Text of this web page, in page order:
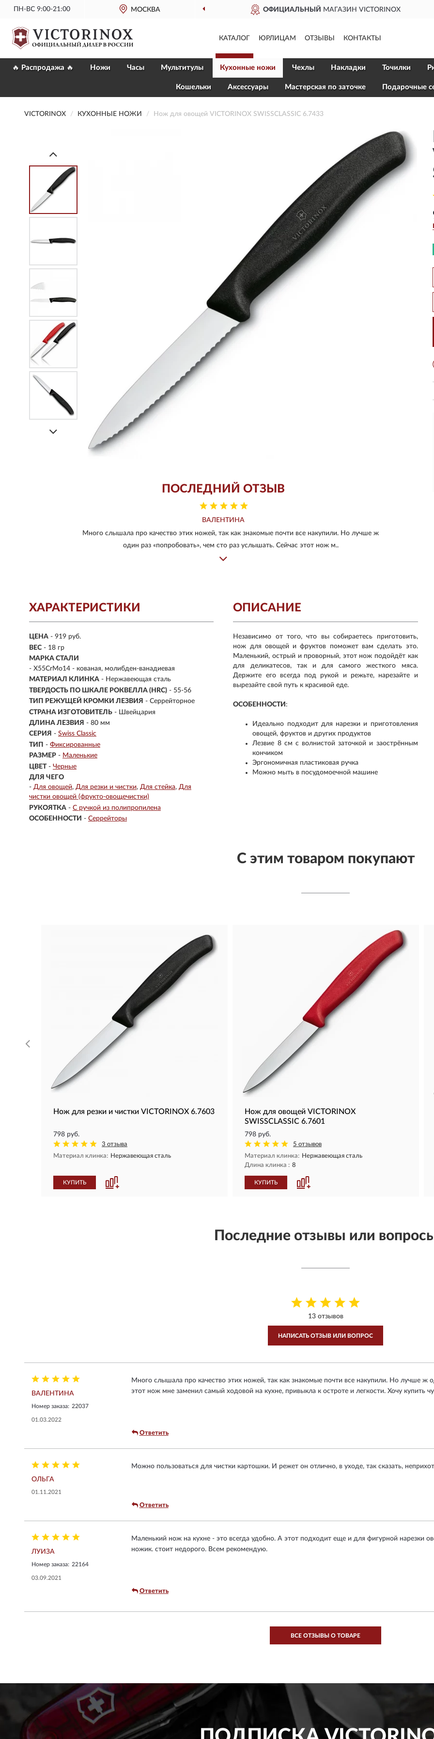
ПН-ВС 9:00-21:00 МОСКВА
ОФИЦИАЛЬНЫЙ МАГАЗИН VICTORINOX ДОСТАВИМ
КАТАЛОГ ЮРЛИЦАМ ОТЗЫВЫ КОНТАКТЫ
🔥 Распродажа 🔥 Ножи Часы Мультитулы Кухонные ножи Чехлы Накладки Точилки
Кошельки Aксессуары Мастерская по заточке Подарочные
VICTORINOX КУХОННЫЕ НОЖИ Нож для овощей VICTORINOX SWISSCLASSIC 6.7433
ПОСЛЕДНИЙ ОТЗЫВ
ВАЛЕНТИНА
Много слышала про качество этих ножей, так как знакомые почти все накупили. Но лучше ж
один раз «попробовать», чем сто раз услышать. Сейчас этот нож м..
ХАРАКТЕРИСТИКИ
ЦЕНА - 919 руб.
ВЕС - 18 гр
МАРКА СТАЛИ
- X55CrMo14 - кованая, молибден-ванадиевая
МАТЕРИАЛ КЛИНКА - Нержавеющая сталь
ТВЕРДОСТЬ ПО ШКАЛЕ РОКВЕЛЛА (HRC) - 55-56
ТИП РЕЖУЩЕЙ КРОМКИ ЛЕЗВИЯ - Серрейторное
СТРАНА ИЗГОТОВИТЕЛЬ - Швейцария
ДЛИНА ЛЕЗВИЯ - 80 мм
СЕРИЯ - Swiss Classic
ТИП - Фиксированные
РАЗМЕР - Маленькие
ЦВЕТ - Черные
ДЛЯ ЧЕГО
- Для овощей Для резки и чистки Для стейка Для
чистки овощей (фрукто-овощечистки)
РУКОЯТКА - С ручкой из полипропилена
ОСОБЕННОСТИ - Серрейторы
ОПИСАНИЕ
Независимо от того, что вы собираетесь приготовить,
нож для овощей и фруктов поможет вам сделать это.
Маленький, острый и проворный, этот нож подойдёт как
для деликатесов, так и для самого жесткого мяса.
Держите его всегда под рукой и режьте, нарезайте и
вырезайте свой путь к красивой еде.
ОСОБЕННОСТИ :
Идеально подходит для нарезки и приготовления
овощей, фруктов и других продуктов
Лезвие 8 см с волнистой заточкой и заострённым
кончиком
Эргономичная пластиковая ручка
Можно мыть в посудомоечной машине
С этим товаром покупают
Нож для резки и чистки VICTORINOX 6.7603
798 руб.
3 отзыва
Материал клинка: Нержавеющая сталь
КУПИТЬ
Нож для овощей VICTORINOX
SWISSCLASSIC 6.7601
798 руб.
5 отзывов
Материал клинка: Нержавеющая сталь
Длина клинка : 8
КУПИТЬ
Последние отзывы или
13 отзывов
НАПИСАТЬ ОТЗЫВ ИЛИ ВОПРОС
ВАЛЕНТИНА
Номер заказа: 22037
01.03.2022
Много слышала про качество этих ножей, так как знакомые почти все накупили. Но лучше ж
этот нож мне заменил самый ходовой на кухне, привыкла к остроте и легкости. Хочу купить
Ответить
ОЛЬГА
01.11.2021
Можно пользоваться для чистки картошки. И режет он отлично, в уходе, так сказать,
Ответить
ЛУИЗА
Номер заказа: 22164
03.09.2021
Маленький нож на кухне - это всегда удобно. А этот подходит еще и для фигурной нарезки
ножик. стоит недорого. Всем рекомендую.
Ответить
ВСЕ ОТЗЫВЫ О ТОВАРЕ